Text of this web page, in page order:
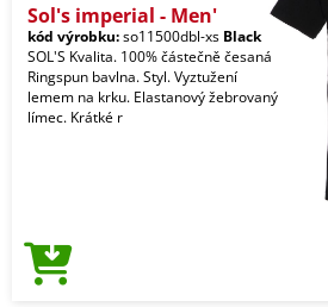
Sol's imperial - Men'
kód výrobku:so11500dbl-xs Black
SOL'S Kvalita. 100% částečně česaná
Ringspun bavlna. Styl. Vyztužení
lemem na krku. Elastanový žebrovaný
límec. Krátké r